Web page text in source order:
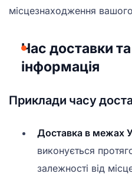
місцезнаходження
Час доставки
інформація
Приклади часу
Доставка в межах
виконується
залежності від